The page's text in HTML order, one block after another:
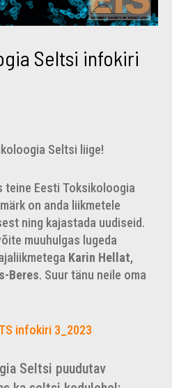
Seltsi infokiri
Seltsi liige!
teine Eesti Toksikoloogia
on anda liikmetele
ning kajastada uudiseid.
muuhulgas lugeda
Karin Hellat,
Beres. Suur tänu neile oma
infokiri 3_2023
Seltsi puudutav